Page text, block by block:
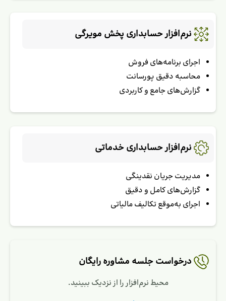
نرم‌افزار حسابداری پخش مویرگی
اجرای برنامه‌های فروش
محاسبه دقیق پورسانت
گزارش‌های جامع و کاربردی
نرم‌افزار حسابداری خدماتی
مدیریت جریان نقدینگی
گزارش‌های کامل و دقیق
اجرای به‌موقع تکالیف مالیاتی
درخواست جلسه مشاوره رایگان
محیط نرم‌افزار را از نزدیک ببینید.